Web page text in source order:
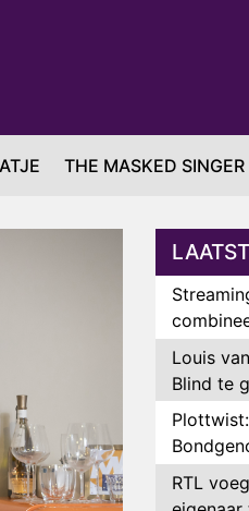
THE MASKED SINGER
romantie
Louis
Blind te
Palen
verlaten
RTL